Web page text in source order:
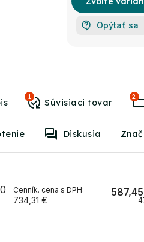
Opýtať sa
1 2
Diskusia
734,31 €